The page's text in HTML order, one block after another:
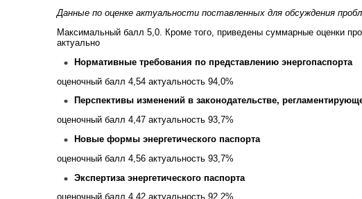
Данные по оценке актуальности поставленных для обсуждения
Максимальный балл 5,0. Кроме того, приведены суммарные оценки
актуально
Нормативные требования по представлению энергопаспорта
оценочный балл 4,54 актуальность 94,0%
Перспективы изменений в законодательстве,
оценочный балл 4,47 актуальность 93,7%
Новые формы энергетического паспорта
оценочный балл 4,56 актуальность 93,7%
Экспертиза энергетического паспорта
оценочный балл 4,42 актуальность 92,2%